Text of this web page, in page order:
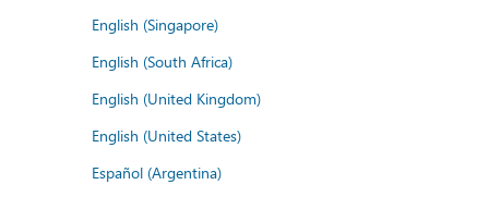
English (Singapore)
English (South Africa)
English (United Kingdom)
English (United States)
Español (Argentina)